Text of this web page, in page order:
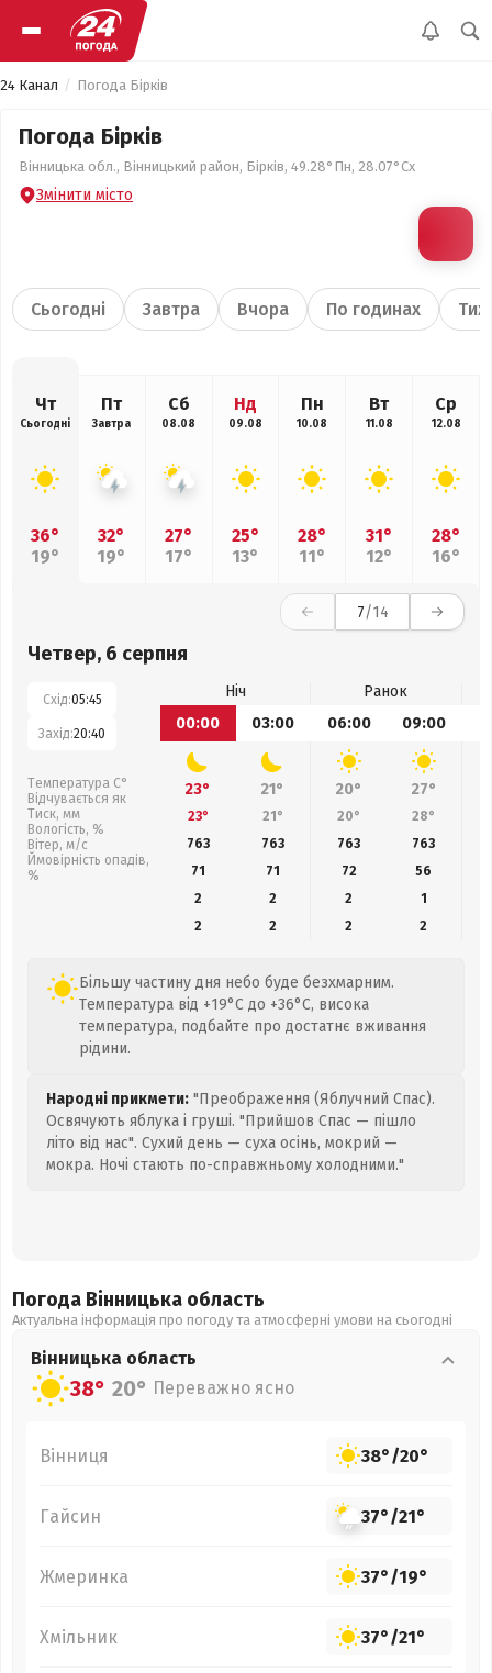
24 Канал Погода Бірків
Погода Бірків
Вінницька обл., Вінницький район, Бірків, 49.28°Пн, 28.07°Сх
Змінити місто
Сьогодні Завтра Вчора По годинах
Чт
Сьогодні
36°
19°
Пт
Завтра
32°
19°
Сб
08.08
27°
17°
Нд
09.08
25°
13°
Пн
10.08
28°
11°
Вт
11.08
31°
12°
Ср
12.08
28°
16°
7/14
Четвер, 6 серпня
Схід:05:45
Захід:20:40
Температура С°
Відчувається як
Тиск, мм
Вологість, %
Вітер, м/с
Ймовірність опадів,
%
Ніч
Ранок
00:00
03:00 06:00 09:00
23° 21° 20° 27°
23° 21° 20° 28°
763
763 763 763
71
71 72 56
2
2 2
1
2
2 2 2
Більшу частину дня небо буде безхмарним.
Температура від +19°C до +36°C, висока
температура, подбайте про достатнє вживання
рідини.
Народні прикмети: "Преображення (Яблучний Спас).
Освячують яблука і груші. "Прийшов Спас — пішло
літо від нас". Сухий день — суха осінь, мокрий —
мокра. Ночі стають по-справжньому холодними."
Погода Вінницька область
Актуальна інформація про погоду та атмосферні умови на сьогодні
Вінницька область
38° 20° Переважно ясно
Вінниця 38°/20°
Гайсин 37°/21°
Жмеринка 37°/19°
Хмільник 37°/21°